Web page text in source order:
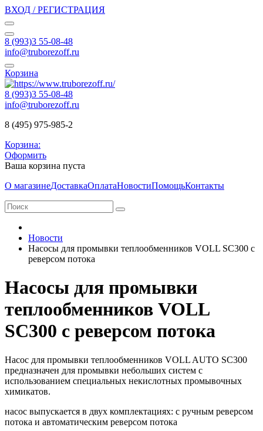
ВХОД / РЕГИСТРАЦИЯ
8 (993)3 55-08-48
info@truborezoff.ru
Корзина
8 (993)3 55-08-48
info@truborezoff.ru
8 (495) 975-985-2
Корзина:
Оформить
Ваша корзина пуста
О магазинеДоставкаОплатаНовостиПомощьКонтакты
Новости
Насосы для промывки теплообменников VOLL SC300 с
реверсом потока
Насосы для промывки
теплообменников VOLL
SC300 с реверсом потока
Насос для промывки теплообменников VOLL AUTO SC300
предназначен для промывки небольших систем с
использованием специальных некислотных промывочных
химикатов.
насос выпускается в двух комплектациях: с ручным реверсом
потока и автоматическим реверсом потока